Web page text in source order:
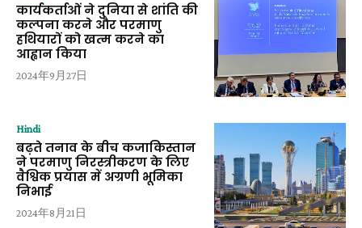
कार्यकर्ताओं ने दुनिया से शांति की
कल्पना करने और परमाणु
हथियारों को खत्म करने का
आह्वान किया
2024年9月27日
Hindi
बढ़ते तनाव के बीच कजाकिस्तान
ने परमाणु निरस्त्रीकरण के लिए
वैश्विक प्रयास में अग्रणी भूमिका
निभाई
2024年8月21日